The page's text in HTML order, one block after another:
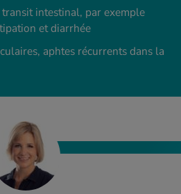
intestinal, par exemple
et diarrhée
aphtes récurrents dans la